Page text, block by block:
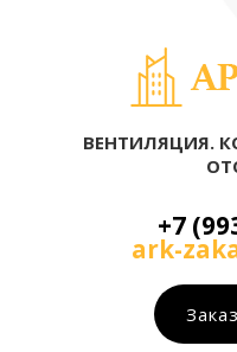
ВЕНТИЛЯЦИЯ.
+7
ark-